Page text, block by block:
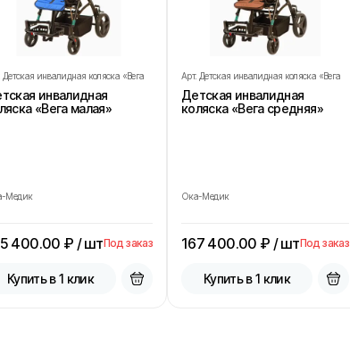
Детская инвалидная коляска «Вега
инвалидная
«Вега малая»
Медик
400.00 ₽ / штПод заказ
Купить в 1 клик
Арт. Детская инвалидная коляска «Вега
средняя»
Детская инвалидная
коляска «Вега средняя»
Ока-Медик
167 400.00 ₽ / штПод заказ
Купить в 1 клик